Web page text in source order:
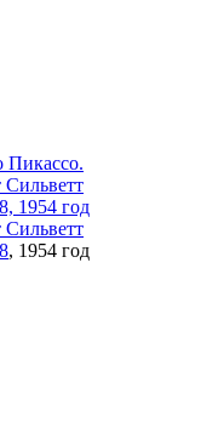
Сильветт
, 1954 год